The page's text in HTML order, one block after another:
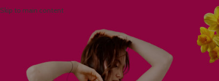
Skip to main content